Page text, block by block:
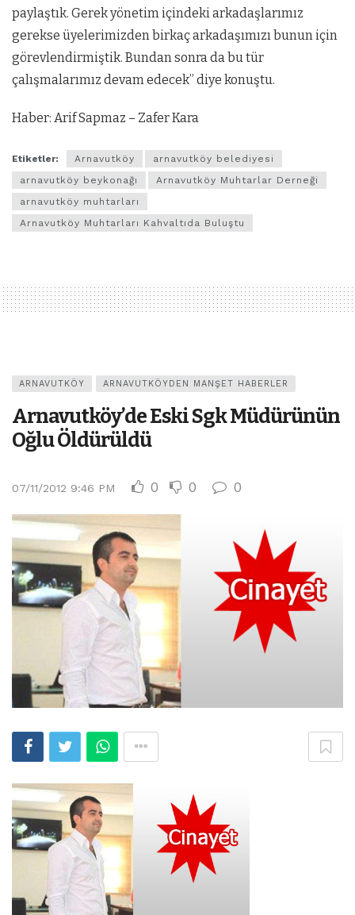
paylaştık. Gerek yönetim içindeki arkadaşlarımız
gerekse üyelerimizden birkaç arkadaşımızı bunun için
görevlendirmiştik. Bundan sonra da bu tür
çalışmalarımız devam edecek” diye konuştu.
Haber: Arif Sapmaz – Zafer Kara
Etiketler: Arnavutköy
arnavutköy belediyesi
arnavutköy beykonağı
Arnavutköy Muhtarlar Derneği
arnavutköy muhtarları
Arnavutköy Muhtarları Kahvaltıda Buluştu
ARNAVUTKÖY ARNAVUTKÖYDEN MANŞET HABERLER
Arnavutköy’de Eski Sgk Müdürünün
Oğlu Öldürüldü
07/11/2012 9:46 PM 0 0 0